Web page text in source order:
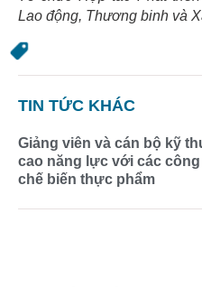
Lao động, Thương binh và
TIN TỨC KHÁC
Giảng viên và cán bộ kỹ
cao năng lực với các
chế biến thực phẩm